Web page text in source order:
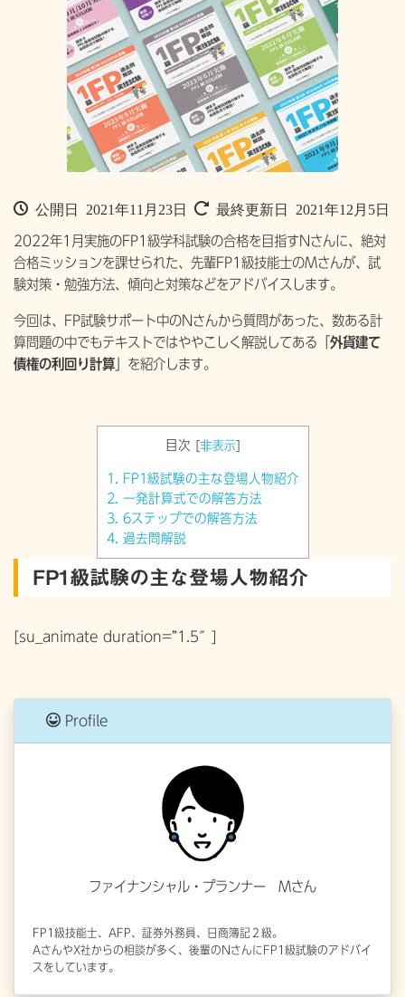
公開日 2021年11月23日 最終更新日 2021年12月5日
2022年1月実施のFP1級学科試験の合格を目指すNさんに、絶対
合格ミッションを課せられた、先輩FP1級技能士のMさんが、試
験対策・勉強方法、傾向と対策などをアドバイスします。
今回は、FP試験サポート中のNさんから質問があった、数ある計
算問題の中でもテキストではややこしく解説してある「 外貨建て
債権の利回り計算 」を紹介します。
目次 非表示
1. FP1級試験の主な登場人物紹介
2. 一発計算式での解答方法
3. 6ステップでの解答方法
4. 過去問解説
FP1級試験の主な登場人物紹介
[su_animate duration=”1.5″]
Profile
ファイナンシャル・プランナー Mさん
FP1級技能士、AFP、証券外務員、日商簿記２級。
AさんやX社からの相談が多く、後輩のNさんにFP1級試験のアドバイ
スをしています。
[/su_animate]